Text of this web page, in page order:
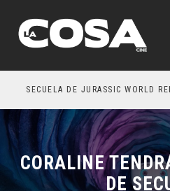
SECUELA DE JURASSIC WORLD
CORALINE
DE